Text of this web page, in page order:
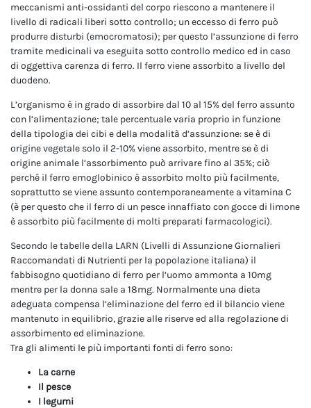
meccanismi anti-ossidanti del corpo riescono a mantenere il
livello di radicali liberi sotto controllo; un eccesso di ferro può
produrre disturbi (emocromatosi); per questo l’assunzione di ferro
tramite medicinali va eseguita sotto controllo medico ed in caso
di oggettiva carenza di ferro. Il ferro viene assorbito a livello del
duodeno.
L’organismo è in grado di assorbire dal 10 al 15% del ferro assunto
con l’alimentazione; tale percentuale varia proprio in funzione
della tipologia dei cibi e della modalità d’assunzione: se è di
origine vegetale solo il 2-10% viene assorbito, mentre se è di
origine animale l’assorbimento può arrivare fino al 35%; ciò
perché il ferro emoglobinico è assorbito molto più facilmente,
soprattutto se viene assunto contemporaneamente a vitamina C
(è per questo che il ferro di un pesce innaffiato con gocce di limone
è assorbito più facilmente di molti preparati farmacologici).
Secondo le tabelle della LARN (Livelli di Assunzione Giornalieri
Raccomandati di Nutrienti per la popolazione italiana) il
fabbisogno quotidiano di ferro per l’uomo ammonta a 10mg
mentre per la donna sale a 18mg. Normalmente una dieta
adeguata compensa l’eliminazione del ferro ed il bilancio viene
mantenuto in equilibrio, grazie alle riserve ed alla regolazione di
assorbimento ed eliminazione.
Tra gli alimenti le più importanti fonti di ferro sono:
La carne
Il pesce
I legumi